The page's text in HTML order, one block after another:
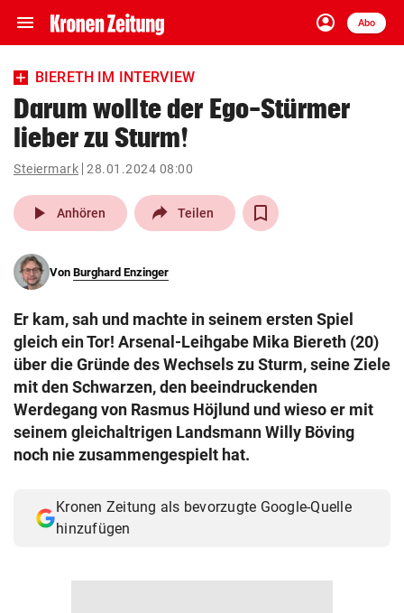
menu Navigation
ein-/ausklappen
account_circle
Anmelden
Abo
close Schließen
account_circle Anmelden
pin_drop
Wien arrow_right
search
eingeben
© Krone Multimedia GmbH & Co KG 2026
Muthgasse 2, 1190 Wien
BIERETH IM INTERVIEW
Darum wollte der Ego-Stürmer
lieber zu Sturm!
Steiermark 28.01.2024 08:00
play_arrow Anhören Teilen
Von Burghard Enzinger
Er kam, sah und machte in seinem ersten Spiel
gleich ein Tor! Arsenal-Leihgabe Mika Biereth (20)
über die Gründe des Wechsels zu Sturm, seine Ziele
mit den Schwarzen, den beeindruckenden
Werdegang von Rasmus Höjlund und wieso er mit
seinem gleichaltrigen Landsmann Willy Böving
noch nie zusammengespielt hat.
Kronen Zeitung als bevorzugte Google-Quelle
hinzufügen